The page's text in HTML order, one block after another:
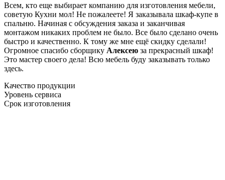
Всем, кто еще выбирает компанию для изготовления мебели,
советую Кухни мол! Не пожалеете! Я заказывала шкаф-купе в
спальню. Начиная с обсуждения заказа и заканчивая
монтажом никаких проблем не было. Все было сделано очень
быстро и качественно. К тому же мне ещё скидку сделали!
Огромное спасибо сборщику Алексею за прекрасный шкаф!
Это мастер своего дела! Всю мебель буду заказывать только
здесь.
Качество продукции
Уровень сервиса
Срок изготовления